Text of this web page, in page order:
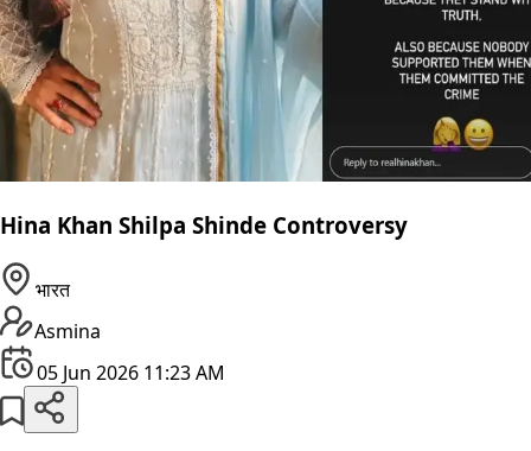
Hina Khan Shilpa Shinde Controversy
भारत
Asmina
05 Jun 2026 11:23 AM